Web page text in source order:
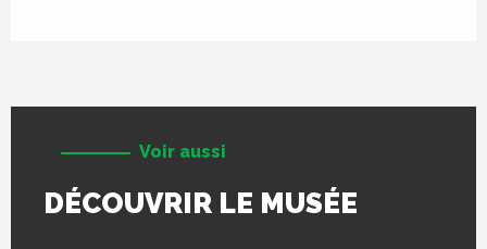
Voir aussi
DÉCOUVRIR LE MUSÉE